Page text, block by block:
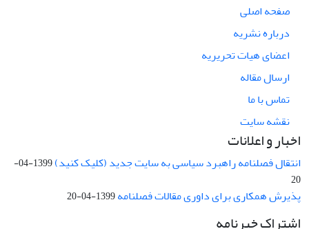
صفحه اصلی
درباره نشریه
اعضای هیات تحریریه
ارسال مقاله
تماس با ما
نقشه سایت
اخبار و اعلانات
انتقال فصلنامه راهبرد سیاسی به سایت جدید (کلیک کنید)
1399-04-
20
پذیرش همکاری برای داوری مقالات فصلنامه1399-04-20
اشتراک خبرنامه